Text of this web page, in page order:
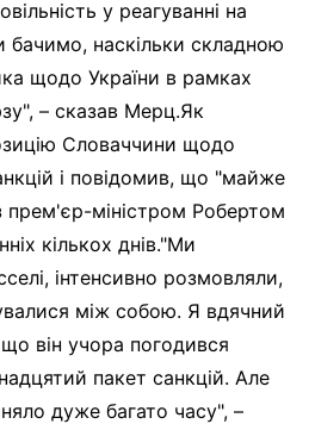
у реагуванні на
бачимо, наскільки складною
щодо України в рамках
– сказав Мерц.Як
Словаччини щодо
і повідомив, що "майже
міністром Робертом
кількох днів."Ми
інтенсивно розмовляли,
між собою. Я вдячний
він учора погодився
пакет санкцій. Але
дуже багато часу", –